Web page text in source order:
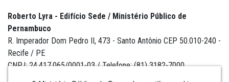
Roberto Lyra - Edifício Sede / Ministério Público de
Pernambuco
R. Imperador Dom Pedro II, 473 - Santo Antônio CEP 50.010-240 -
Recife / PE
CNPJ: 24.417.065/0001-03 / Telefone: (81) 3182-7000